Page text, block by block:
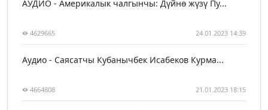
АУДИО - Америкалык чалгынчы: Дүйнө жүзү Пу...
4629665 24.01.2023 14:39
Аудио - Саясатчы Кубанычбек Исабеков Курма...
4664808 21.01.2023 18:15